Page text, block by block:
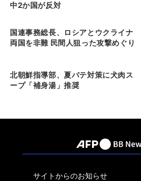
中2か国が反対
国連事務総長、ロシアとウクライナ
両国を非難 民間人狙った攻撃めぐり
北朝鮮指導部、夏バテ対策に犬肉ス
ープ「補身湯」推奨
サイトからのお知らせ